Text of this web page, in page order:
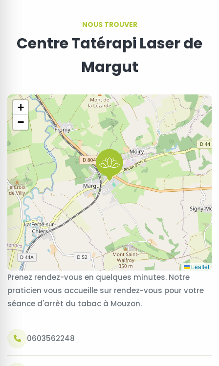
NOUS TROUVER
Centre Tatérapi Laser de
Margut
+
−
Leaflet
Prenez rendez-vous en quelques minutes. Notre
praticien vous accueille sur rendez-vous pour votre
séance d'arrêt du tabac à Mouzon.
0603562248